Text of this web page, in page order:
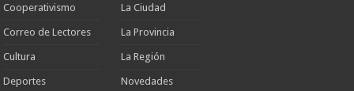
Cooperativismo
Correo de Lectores
Cultura
Deportes
La Ciudad
La Provincia
La Región
Novedades